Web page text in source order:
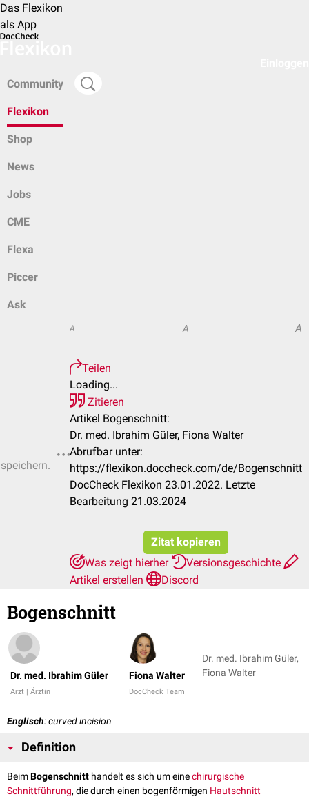
Das Flexikon
als App
Community
Flexikon
Shop
News
Jobs
CME
Flexa
Piccer
Ask
A A A
Teilen
Loading...
Zitieren
Artikel Bogenschnitt:
Dr. med. Ibrahim Güler, Fiona Walter
Abrufbar unter:
https://flexikon.doccheck.com/de/Bogenschnitt
DocCheck Flexikon 23.01.2022. Letzte
Bearbeitung 21.03.2024
Zitat kopieren
Was zeigt hierher
Versionsgeschichte
Artikel erstellen
Discord
Bogenschnitt
Dr. med. Ibrahim Güler
Arzt | Ärztin
Fiona Walter
DocCheck Team
Dr. med. Ibrahim Güler,
Fiona Walter
Englisch: curved incision
Definition
BeimBogenschnitt handelt es sich um einechirurgische
Schnittführung, die durch einen bogenförmigen Hautschnitt